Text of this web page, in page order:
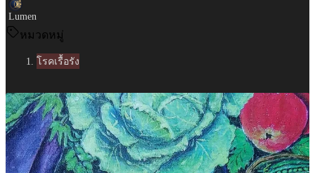
Lumen
หมวดหมู่
โรคเรื้อรัง